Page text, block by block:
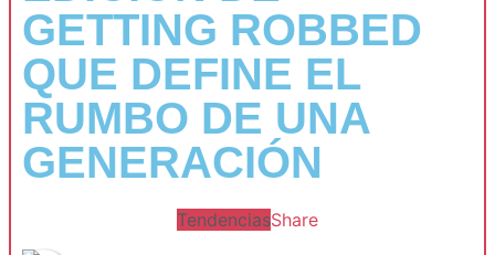
series
Barras
Del
Mes
Música
GETTING ROBBED
QUE DEFINE EL
RUMBO DE UNA
GENERACIÓN
TendenciasShare